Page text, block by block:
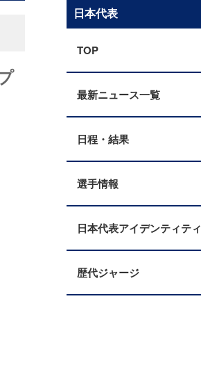
日本代表
TOP
最新ニュース一覧
日程・結果
選手情報
日本代表アイデンティティ
歴代ジャージ